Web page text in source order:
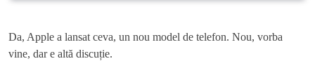
Da, Apple a lansat ceva, un nou model de telefon. Nou, vorba
vine, dar e altă discuție.